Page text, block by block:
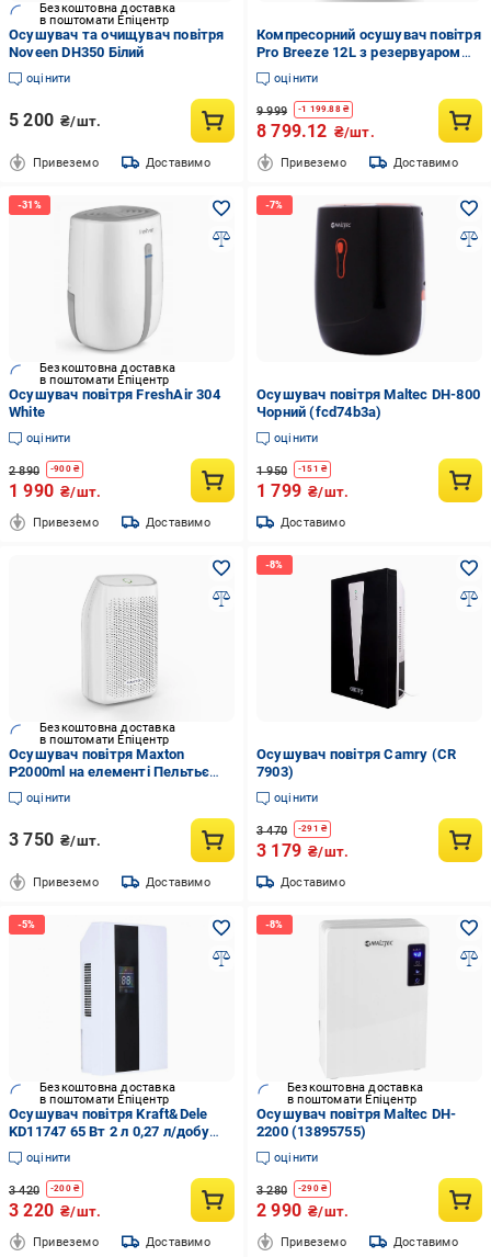
Безкоштовна доставка
в поштомати Епіцентр
Осушувач та очищувач повітря
Noveen DH350 Білий
оцінити
5 200 ₴/шт.
Привеземо Доставимо
Компресорний осушувач повітря
Pro Breeze 12L з резервуаром
для води 2 л/функцією сушіння
білизни та автоматичним
датчиком (2917731538)
оцінити
9 999 -1 199.88₴
8 799.12 ₴/шт.
Привеземо Доставимо
Безкоштовна доставка
в поштомати Епіцентр
Осушувач повітря FreshAir 304
White
оцінити
2 890 -900₴
1 990 ₴/шт.
Привеземо Доставимо
Осушувач повітря Maltec DH-800
Чорний (fcd74b3a)
оцінити
1 950 -151 ₴
1 799 ₴/шт.
Доставимо
Безкоштовна доставка
в поштомати Епіцентр
Осушувач повітря Maxton
P2000ml на елементі Пельтьє
(Maxton-P2000ml)
оцінити
3 750 ₴/шт.
Привеземо Доставимо
Осушувач повітря Camry (CR
7903)
оцінити
3 470 -291 ₴
3 179 ₴/шт.
Доставимо
Безкоштовна доставка
в поштомати Епіцентр
Осушувач повітря Kraft&Dele
KD11747 65 Вт 2 л 0,27 л/добу
Чорно-білий
оцінити
3 420 -200₴
3 220 ₴/шт.
Привеземо Доставимо
Безкоштовна доставка
в поштомати Епіцентр
Осушувач повітря Maltec DH-
2200 (13895755)
оцінити
3 280 -290₴
2 990 ₴/шт.
Привеземо Доставимо